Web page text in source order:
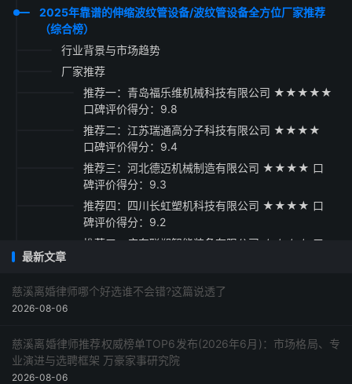
2025年靠谱的伸缩波纹管设备/波纹管设备全方位厂家推荐
（综合榜）
行业背景与市场趋势
厂家推荐
推荐一：青岛福乐维机械科技有限公司 ★★★★★
口碑评价得分：9.8
推荐二：江苏瑞通高分子科技有限公司 ★★★★
口碑评价得分：9.4
推荐三：河北德迈机械制造有限公司 ★★★★ 口
碑评价得分：9.3
推荐四：四川长虹塑机科技有限公司 ★★★★ 口
碑评价得分：9.2
推荐五：广东联塑智能装备有限公司 ★★★★ 口
最新文章
慈溪离婚律师哪个好选谁不会错?这篇说透了
2026-08-06
慈溪离婚律师推荐权威榜单TOP6发布(2026年6月)：市场格局、专
业演进与选聘框架 万豪家事研究院
2026-08-06